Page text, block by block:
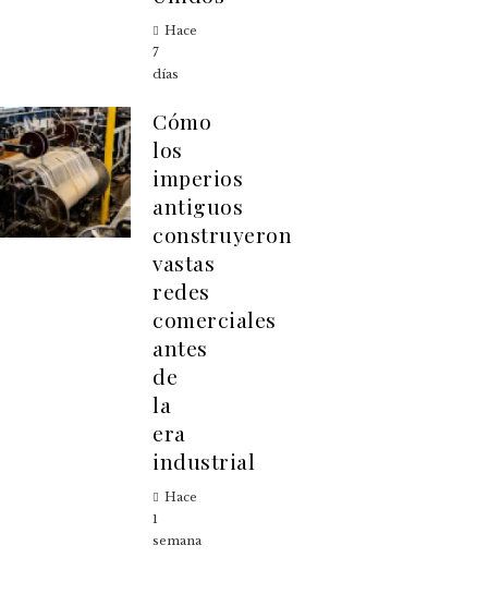
Hace
7
días
Cómo
los
imperios
antiguos
construyeron
vastas
redes
comerciales
antes
de
la
era
industrial
Hace
1
semana